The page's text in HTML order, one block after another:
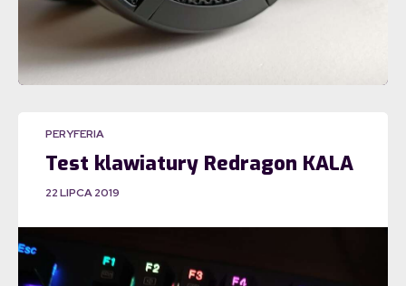
PERYFERIA
Test klawiatury Redragon KALA
22 LIPCA 2019